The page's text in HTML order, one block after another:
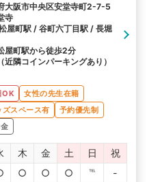
大阪市中央区安堂寺町2-7-5
寺
屋町駅 / 谷町六丁目駅 / 長堀
屋町駅から徒歩2分
近隣コインパーキングあり）
OK
女性の先生在籍
ズスペース有
予約優先制
木 金 土 日
祝
○ ○ ○ ℡
-